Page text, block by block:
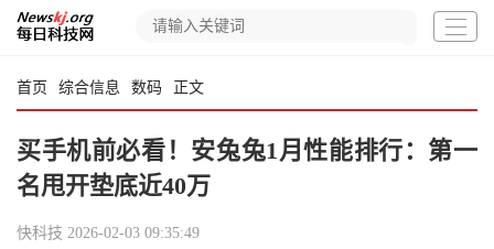
首页 综合信息 数码 正文
买手机前必看！安兔兔1月性能排行：第一
名甩开垫底近40万
快科技 2026-02-03 09:35:49